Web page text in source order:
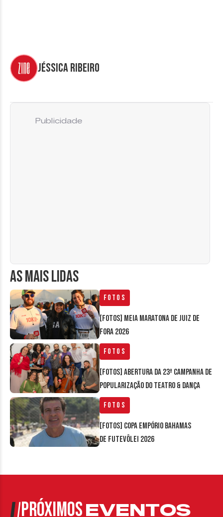
Jéssica Ribeiro
AS MAIS LIDAS
Fotos
[FOTOS] Meia Maratona de Juiz de
Fora 2026
Fotos
[FOTOS] Abertura da 23ª Campanha de
Popularização do Teatro & Dança
Fotos
[FOTOS] Copa Empório Bahamas
de Futevôlei 2026
Publicidade
PRÓXIMOSEVENTOS